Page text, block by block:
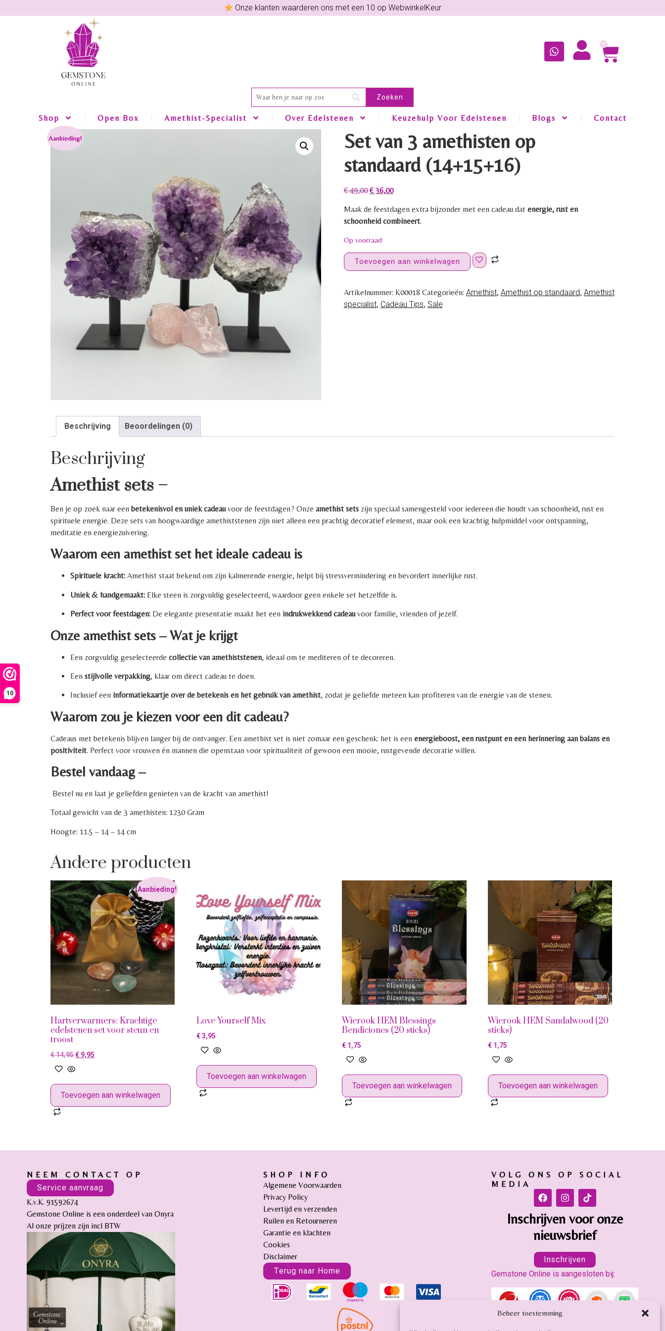
10
Beheer toestemming
Onze klanten waarderen ons met een 10 op WebwinkelKeur
0
Shop Open Box Amethist-Specialist Over Edelstenen Keuzehulp Voor Edelstenen Blogs Contact
Aanbieding!
Set van 3 amethisten op
standaard (14+15+16)
€49,00 €36,00
Maak de feestdagen extra bijzonder met een cadeau dat energie, rust en
schoonheid combineert.
Op voorraad
Toevoegen aan winkelwagen
Artikelnummer: K00018 Categorieën: Amethist, Amethist op standaard, Amethist
specialist, Cadeau Tips, Sale
Beschrijving Beoordelingen (0)
Beschrijving
Amethist sets –
Ben je op zoek naar een betekenisvol en uniek cadeauvoor de feestdagen? Onze amethist sets zijn speciaal samengesteld voor iedereen die houdt van schoonheid, rust en
spirituele energie. Deze sets van hoogwaardige amethiststenen zijn niet alleen een prachtig decoratief element, maar ook een krachtig hulpmiddel voor ontspanning,
meditatie en energiezuivering.
Waarom een amethist set het ideale cadeau is
Spirituele kracht: Amethist staat bekend om zijn kalmerende energie, helpt bij stressvermindering en bevordert innerlijke rust.
Uniek & handgemaakt: Elke steen is zorgvuldig geselecteerd, waardoor geen enkele set hetzelfde is.
Perfect voor feestdagen: De elegante presentatie maakt het een indrukwekkend cadeauvoor familie, vrienden of jezelf.
Onze amethist sets – Wat je krijgt
Een zorgvuldig geselecteerde collectie van amethiststenen, ideaal om te mediteren of te decoreren.
Een stijlvolle verpakking, klaar om direct cadeau te doen.
Inclusief een informatiekaartje over de betekenis en het gebruik van amethist, zodat je geliefde meteen kan profiteren van de energie van de stenen.
Waarom zou je kiezen voor een dit cadeau?
Cadeaus met betekenis blijven langer bij de ontvanger. Een amethist set is niet zomaar een geschenk: het is een energieboost, een rustpunt en een herinnering aan balans en
positiviteit. Perfect voor vrouwen én mannen die openstaan voor spiritualiteit of gewoon een mooie, rustgevende decoratie willen.
Bestel vandaag –
Bestel nu en laat je geliefden genieten van de kracht van amethist!
Totaal gewicht van de 3 amethisten: 1230 Gram
Hoogte: 11.5 – 14 – 14 cm
Andere producten
Aanbieding!
Hartverwarmers: Krachtige
edelstenen set voor steun en
troost
€14,95€ 9,95
Toevoegen aan winkelwagen
Love Yourself Mix
€3,95
Toevoegen aan winkelwagen
Wierook HEM Blessings
Bendiciones (20 sticks)
€ 1,75
Toevoegen aan winkelwagen
Wierook HEM Sandalwood (20
sticks)
€ 1,75
Toevoegen aan winkelwagen
NEEM CONTACT OP
Service aanvraag
K.v.K. 91592674
Gemstone Online is een onderdeel van Onyra
Al onze prijzen zijn incl BTW
SHOP INFO
Algemene Voorwaarden
Privacy Policy
Levertijd en verzenden
Ruilen en Retourneren
Garantie en klachten
Cookies
Disclaimer
Terug naar Home
VOLG ONS OP SOCIAL
MEDIA
Inschrijven voor onze
nieuwsbrief
Inschrijven
Gemstone Online is aangesloten bij: